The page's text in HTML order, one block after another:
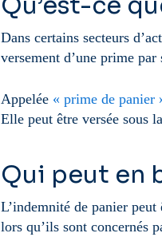
Dans certains secteurs
versement d’une prime par
Appelée « prime de panier
Elle peut être versée sous
Qui peut en
L’indemnité de panier
lors qu’ils sont concernés